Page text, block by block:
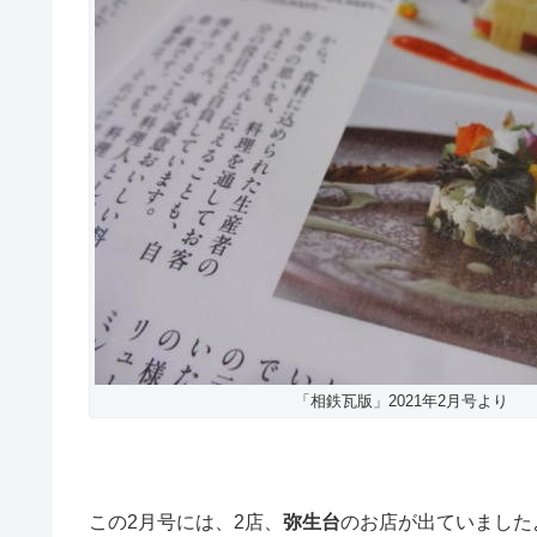
「相鉄瓦版」2021年2月号より
この2月号には、2店、 弥生台のお店が出ていました